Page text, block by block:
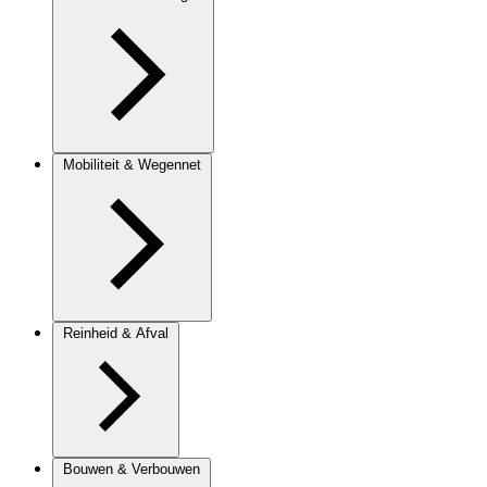
Mobiliteit & Wegennet
Reinheid & Afval
Bouwen & Verbouwen